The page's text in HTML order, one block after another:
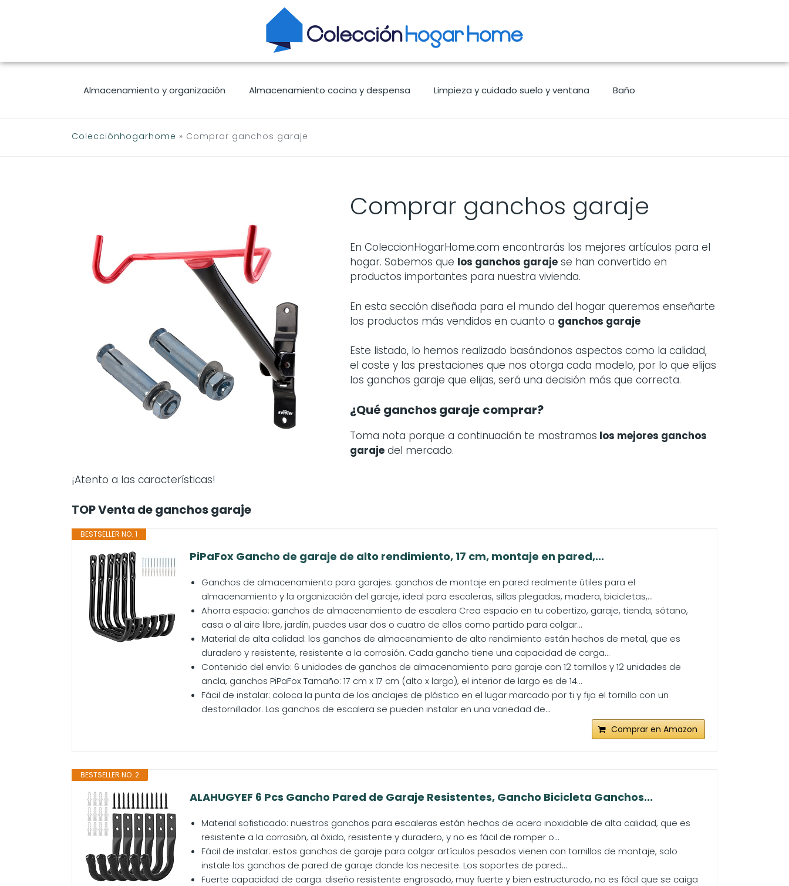
Almacenamiento y organización Almacenamiento cocina y despensa Limpieza y cuidado suelo y ventana Baño
Colecciónhogarhome » Comprar ganchos garaje
Comprar ganchos garaje
En ColeccionHogarHome.com encontrarás los mejores artículos para el
hogar. Sabemos que los ganchos garaje se han convertido en
productos importantes para nuestra vivienda.
En esta sección diseñada para el mundo del hogar queremos enseñarte
los productos más vendidos en cuanto a ganchos garaje
Este listado, lo hemos realizado basándonos aspectos como la calidad,
el coste y las prestaciones que nos otorga cada modelo, por lo que elijas
los ganchos garaje que elijas, será una decisión más que correcta.
¿Qué ganchos garaje comprar?
Toma nota porque a continuación te mostramos los mejores ganchos
garaje del mercado.
¡Atento a las características!
TOP Venta de ganchos garaje
BESTSELLER NO. 1
PiPaFox Gancho de garaje de alto rendimiento, 17 cm, montaje en pared,...
Ganchos de almacenamiento para garajes: ganchos de montaje en pared realmente útiles para el
almacenamiento y la organización del garaje, ideal para escaleras, sillas plegadas, madera, bicicletas,...
Ahorra espacio: ganchos de almacenamiento de escalera Crea espacio en tu cobertizo, garaje, tienda, sótano,
casa o al aire libre, jardín, puedes usar dos o cuatro de ellos como partido para colgar...
Material de alta calidad: los ganchos de almacenamiento de alto rendimiento están hechos de metal, que es
duradero y resistente, resistente a la corrosión. Cada gancho tiene una capacidad de carga...
Contenido del envío: 6 unidades de ganchos de almacenamiento para garaje con 12 tornillos y 12 unidades de
ancla, ganchos PiPaFox Tamaño: 17 cm x 17 cm (alto x largo), el interior de largo es de 14...
Fácil de instalar: coloca la punta de los anclajes de plástico en el lugar marcado por ti y fija el tornillo con un
destornillador. Los ganchos de escalera se pueden instalar en una variedad de...
Comprar en Amazon
BESTSELLER NO. 2
ALAHUGYEF 6 Pcs Gancho Pared de Garaje Resistentes, Gancho Bicicleta Ganchos...
Material sofisticado: nuestros ganchos para escaleras están hechos de acero inoxidable de alta calidad, que es
resistente a la corrosión, al óxido, resistente y duradero, y no es fácil de romper o...
Fácil de instalar: estos ganchos de garaje para colgar artículos pesados ​​vienen con tornillos de montaje, solo
instale los ganchos de pared de garaje donde los necesite. Los soportes de pared...
Fuerte capacidad de carga: diseño resistente engrosado, muy fuerte y bien estructurado, no es fácil que se caiga